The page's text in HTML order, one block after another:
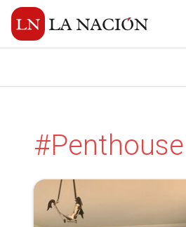
#Penthouse